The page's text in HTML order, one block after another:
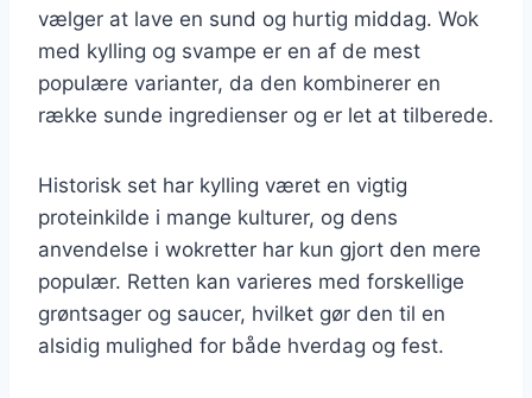
vælger at lave en sund og hurtig middag. Wok
med kylling og svampe er en af de mest
populære varianter, da den kombinerer en
række sunde ingredienser og er let at tilberede.
Historisk set har kylling været en vigtig
proteinkilde i mange kulturer, og dens
anvendelse i wokretter har kun gjort den mere
populær. Retten kan varieres med forskellige
grøntsager og saucer, hvilket gør den til en
alsidig mulighed for både hverdag og fest.